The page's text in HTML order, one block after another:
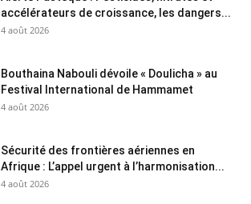
accélérateurs de croissance, les dangers...
4 août 2026
Bouthaina Nabouli dévoile « Doulicha » au
Festival International de Hammamet
4 août 2026
Sécurité des frontières aériennes en
Afrique : L’appel urgent à l’harmonisation...
4 août 2026